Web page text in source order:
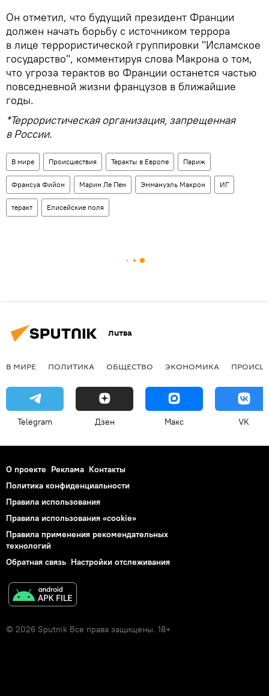
Он отметил, что будущий президент Франции
должен начать борьбу с источником террора
в лице террористической группировки "Исламское
государство", комментируя слова Макрона о том,
что угроза терактов во Франции останется частью
повседневной жизни французов в ближайшие
годы.
*Террористическая организация, запрещенная
в России.
В мире Происшествия Теракты в Европе Париж
Франсуа Фийон Марин Ле Пен Эммануэль Макрон ИГ
теракт Елисейские поля
Литва
В МИРЕ ПОЛИТИКА ОБЩЕСТВО ЭКОНОМИКА
Telegram Дзен Макс VK
О проекте Реклама Контакты
Политика конфиденциальности
Правила использования
Правила использования «cookie»
Правила применения рекомендательных
технологий
Обратная связь Настройки отслеживания
© 2026 Sputnik Все права защищены. 18+